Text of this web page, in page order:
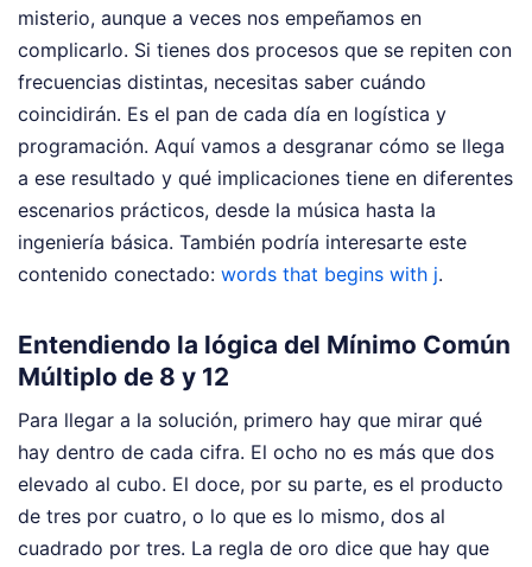
misterio, aunque a veces nos empeñamos en
complicarlo. Si tienes dos procesos que se repiten con
frecuencias distintas, necesitas saber cuándo
coincidirán. Es el pan de cada día en logística y
programación. Aquí vamos a desgranar cómo se llega
a ese resultado y qué implicaciones tiene en diferentes
escenarios prácticos, desde la música hasta la
ingeniería básica. También podría interesarte este
contenido conectado: words that begins with j.
Entendiendo la lógica del Mínimo Común
Múltiplo de 8 y 12
Para llegar a la solución, primero hay que mirar qué
hay dentro de cada cifra. El ocho no es más que dos
elevado al cubo. El doce, por su parte, es el producto
de tres por cuatro, o lo que es lo mismo, dos al
cuadrado por tres. La regla de oro dice que hay que